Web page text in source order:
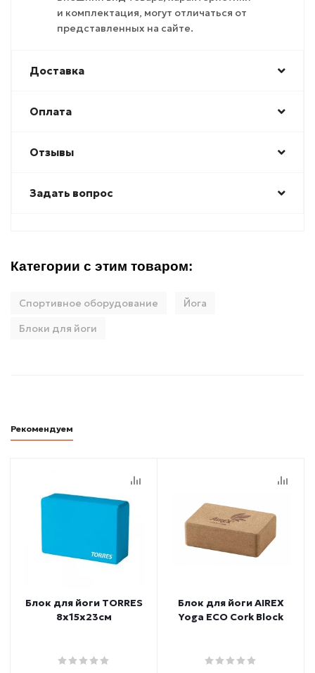
и комплектация, могут отличаться от
представленных на сайте.
Доставка
Оплата
Отзывы
Задать вопрос
Категории с этим товаром:
Спортивное оборудование
Йога
Блоки для йоги
Рекомендуем
Блок для йоги TORRES
8x15x23см
Блок для йоги AIREX
Yoga ECO Cork Block